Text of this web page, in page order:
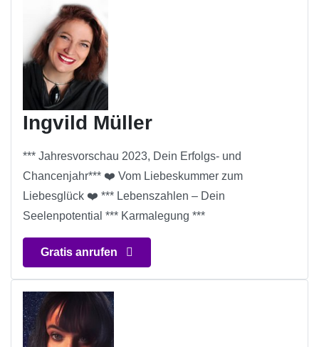
Ingvild Müller
*** Jahresvorschau 2023, Dein Erfolgs- und
Chancenjahr*** ❤️ Vom Liebeskummer zum
Liebesglück ❤️ *** Lebenszahlen – Dein
Seelenpotential *** Karmalegung ***
Gratis anrufen